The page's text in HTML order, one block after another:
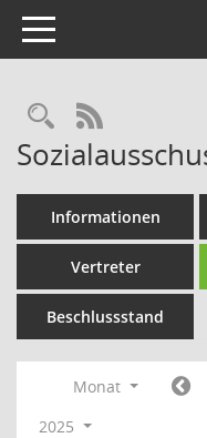
Toggle navigation
RSS-Feed
Informationen
Vertreter
Beschlussstand
Monat
2025